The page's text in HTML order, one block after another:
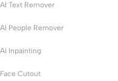
AI Text Remover
AI People Remover
AI Inpainting
Face Cutout